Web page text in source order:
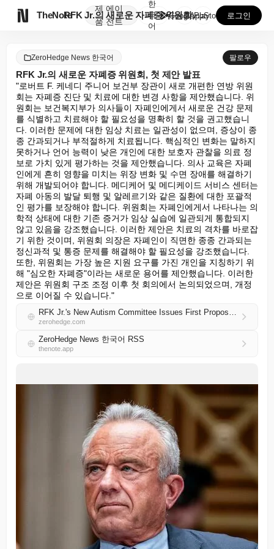
TheNote
제
품
에이
전트
RFK Jr.의 새로운 자폐증 위원회, 첫 제안 발표
한
국
어
GooglePlay
AppStore 로그인
ZeroHedge News 한국어 팔로우
RFK Jr.의 새로운 자폐증 위원회, 첫 제안 발표
"로버트 F. 케네디 주니어 보건부 장관이 새로 개편한 연방 위원
회는 자폐증 진단 및 치료에 대한 변경 사항을 제안했습니다. 위
원회는 보건복지부가 의사들이 자폐인에게서 새로운 건강 문제
를 식별하고 치료해야 할 필요성을 명확히 할 것을 권고했습니
다. 이러한 문제에 대한 임상 치료는 일관성이 없으며, 증상이 종
종 간과되거나 부적절하게 치료됩니다. 핵심적인 변화는 말하지
못하거나 언어 능력이 낮은 개인에 대한 보호자 관찰을 의료 정
보로 가치 있게 평가하는 것을 제안했습니다. 의사 교육은 자폐
인에게 흔히 영향을 미치는 위장 변화 및 수면 장애를 해결하기
위해 개발되어야 합니다. 메디케어 및 메디케이드 서비스 센터는
자폐 아동의 발달 퇴행 및 알레르기와 같은 질환에 대한 포괄적
인 평가를 보장해야 합니다. 위원회는 자폐인에게서 나타나는 의
학적 상태에 대한 기존 증거가 임상 실습에 일관되게 통합되지
않고 있음을 강조했습니다. 이러한 제안은 치료의 격차를 바로잡
기 위한 것이며, 위원회 의장은 자폐인이 직면한 종종 간과되는
정신과적 및 통증 문제를 해결해야 할 필요성을 강조했습니다.
또한, 위원회는 가장 높은 지원 요구를 가진 개인을 지칭하기 위
해 "심오한 자폐증"이라는 새로운 용어를 제안했습니다. 이러한
제안은 위원회 구조 조정 이후 첫 회의에서 논의되었으며, 개정
으로 이어질 수 있습니다."
RFK Jr.'s New Autism Committee Issues First Proposals
zerohedge.com
ZeroHedge News 한국어 RSS
thenote.app